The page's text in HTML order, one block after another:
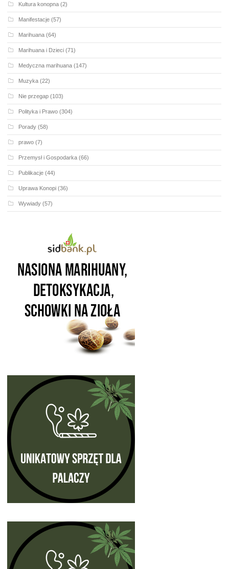
Kultura konopna (2)
Manifestacje (57)
Marihuana (64)
Marihuana i Dzieci (71)
Medyczna marihuana (147)
Muzyka (22)
Nie przegap (103)
Polityka i Prawo (304)
Porady (58)
prawo (7)
Przemysł i Gospodarka (66)
Publikacje (44)
Uprawa Konopi (36)
Wywiady (57)